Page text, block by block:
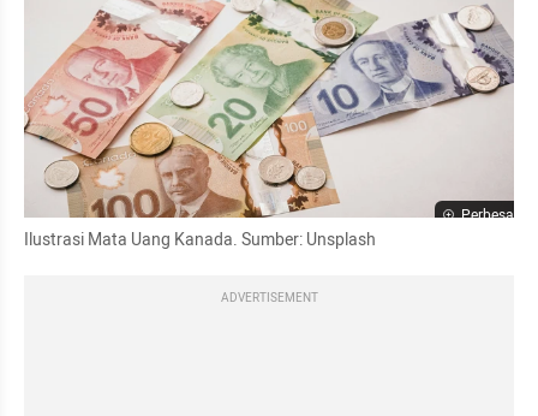
Perbesar
Ilustrasi Mata Uang Kanada. Sumber: Unsplash
ADVERTISEMENT